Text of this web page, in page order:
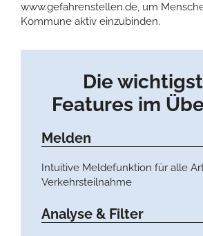
www.gefahrenstellen.de, um
Kommune aktiv einzubinden.
Die
Features im
Melden
Intuitive Meldefunktion für alle
Verkehrsteilnahme
Analyse & Filter